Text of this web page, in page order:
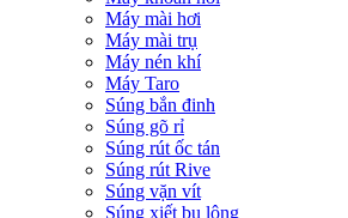
Máy mài hơi
Máy mài trụ
Máy nén khí
Máy Taro
Súng bắn đinh
Súng gõ rỉ
Súng rút ốc tán
Súng rút Rive
Súng vặn vít
Súng xiết bu lông